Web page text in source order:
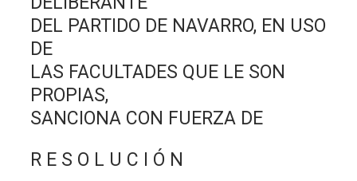
DEL PARTIDO DE NAVARRO, EN USO
DE
LAS FACULTADES QUE LE SON
PROPIAS,
SANCIONA CON FUERZA DE
R E S O L U C I Ó N